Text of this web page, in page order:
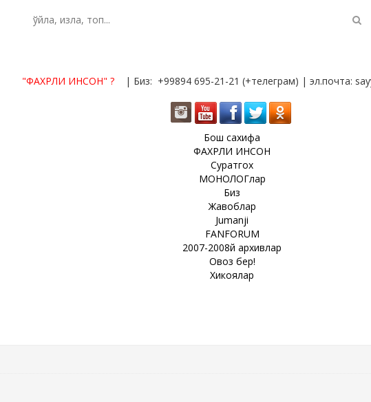
"ФАХРЛИ ИНСОН"? | Биз: +99894 695-21-21 (+телеграм) | эл.почта:
Бош сахифа
ФАХРЛИ ИНСОН
Суратгох
МОНОЛОГлар
Биз
Жавоблар
Jumanji
FANFORUM
2007-2008й архивлар
Овоз бер!
Хикоялар